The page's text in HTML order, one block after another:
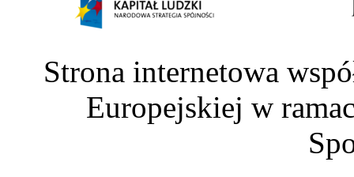
Strona internetowa
Europejskiej w